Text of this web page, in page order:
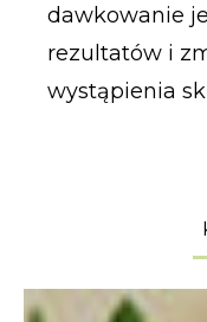
dawkowanie
rezultatów i
wystąpienia